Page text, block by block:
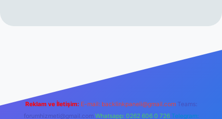
Reklam ve İletişim: E-mail: backlinkpaneli@gmail.com Teams:
forumhizmeti@gmail.com Whatsapp: 0262 606 0 726 Telegram: